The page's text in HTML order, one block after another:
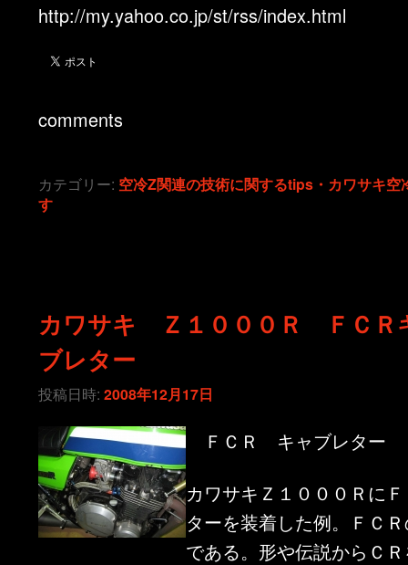
http://my.yahoo.co.jp/st/rss/index.html
comments
カテゴリー: 空冷Z関連の技術に関するtips・カワサキ空
す
カワサキ Ｚ１０００Ｒ ＦＣＲ
ブレター
投稿日時:2008年12月17日
ＦＣＲ キャブレター
カワサキＺ１０００Ｒに
ターを装着した例。ＦＣ
である。形や伝説からＣ